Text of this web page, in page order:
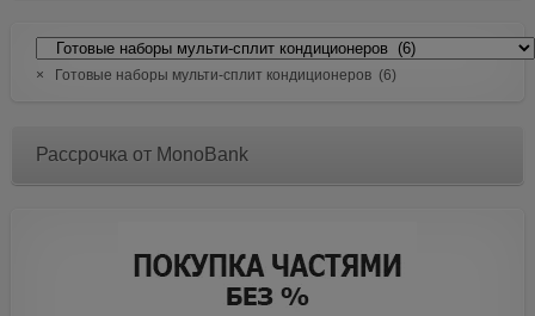
× Готовые наборы мульти-сплит кондиционеров (6)
Рассрочка от MonoBank